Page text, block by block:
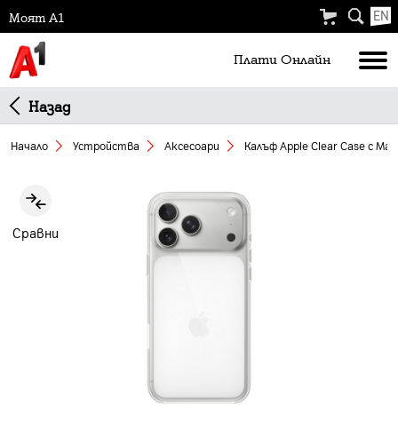
Моят А1 EN
Плати Oнлайн
Назад
Начало Устройства Аксесоари Калъф Аpple Clear Case с
Сравни
Slide 1 of 1